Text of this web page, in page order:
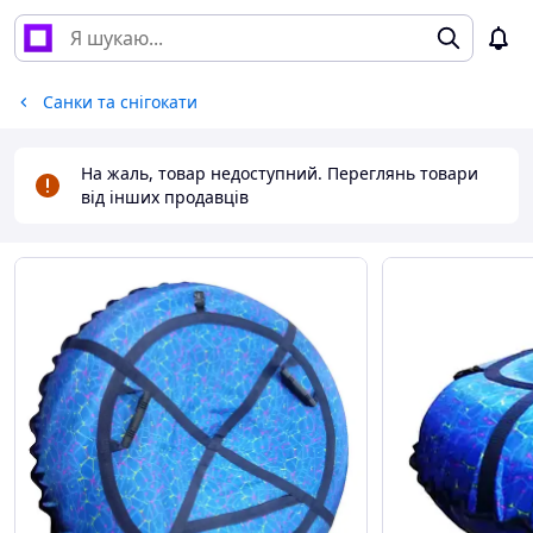
Санки та снігокати
На жаль, товар недоступний. Переглянь товари
від інших продавців